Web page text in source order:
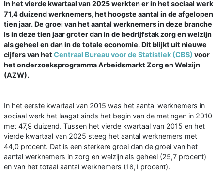
In het vierde kwartaal van 2025 werkten er in het sociaal werk
71,4 duizend werknemers, het hoogste aantal in de afgelopen
tien jaar. De groei van het aantal werknemers in deze branche
is in deze tien jaar groter dan in de bedrijfstak zorg en welzijn
als geheel en dan in de totale economie. Dit blijkt uit nieuwe
cijfers van het Centraal Bureau voor de Statistiek (CBS) voor
het onderzoeksprogramma Arbeidsmarkt Zorg en Welzijn
(AZW).
In het eerste kwartaal van 2015 was het aantal werknemers in
sociaal werk het laagst sinds het begin van de metingen in 2010
met 47,9 duizend. Tussen het vierde kwartaal van 2015 en het
vierde kwartaal van 2025 steeg het aantal werknemers met
44,0 procent. Dat is een sterkere groei dan de groei van het
aantal werknemers in zorg en welzijn als geheel (25,7 procent)
en van het totaal aantal werknemers (18,1 procent).